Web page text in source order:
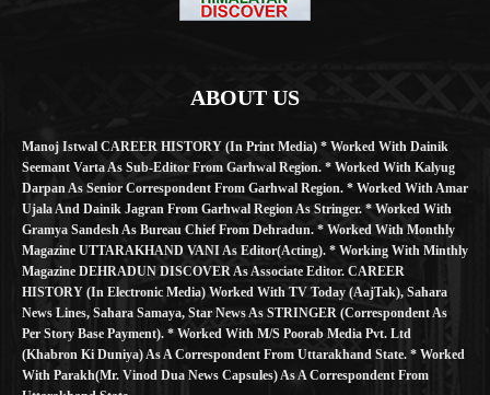
ABOUT US
Manoj Istwal CAREER HISTORY (in Print Media) * Worked With Dainik
Seemant Varta As Sub-Editor From Garhwal Region. * Worked With Kalyug
Darpan As Senior Correspondent From Garhwal Region. * Worked With Amar
Ujala And Dainik Jagran From Garhwal Region As Stringer. * Worked With
Gramya Sandesh As Bureau Chief From Dehradun. * Worked With Monthly
Magazine UTTARAKHAND VANI As Editor(Acting). * Working With Minthly
Magazine DEHRADUN DISCOVER As Associate Editor. CAREER
HISTORY (in Electronic Media) Worked With TV Today (AajTak), Sahara
News Lines, Sahara Samaya, Star News As STRINGER (Correspondent As
Per Story Base Payment). * Worked With M/S Poorab Media Pvt. Ltd
(Khabron Ki Duniya) As A Correspondent From Uttarakhand State. * Worked
With Parakh(Mr. Vinod Dua News Capsules) As A Correspondent From